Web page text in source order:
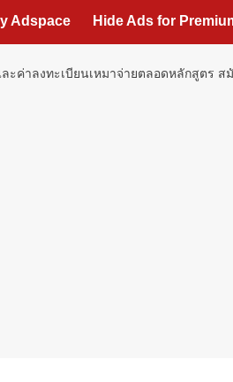
Adspace Hide Ads for
ะค่าลงทะเบียนเหมาจ่ายตลอดหลักสูตร